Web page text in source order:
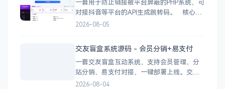
一套用于防止链接被平台屏蔽的PHP系统，可
对接抖音等平台的API生成跳转码。 核心功
能 多域名池智能切换，降低被拦截概率 对接
分析报表 技术栈 后端：PHP
2026-08-05
交友盲盒系统源码 - 会员分销+易支付
一套交友盲盒互动系统，支持会员管理、分
站分销、易支付对接，一键部署上线。交友
盲盒系统源码，支持会员系统、多商户分
2026-08-04